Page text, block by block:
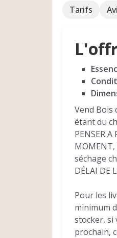
Tarifs
Vend Bois
étant du
PENSER A
séchage
DÉLAI DE
Pour les
minimum
stocker, si
prochain,